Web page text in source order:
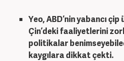
Yeo, ABD’nin yabancı
Çin’deki faaliyetlerini
politikalar
kaygılara dikkat çekti.